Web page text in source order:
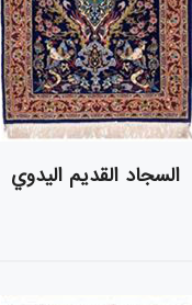
السجاد القديم اليدوي